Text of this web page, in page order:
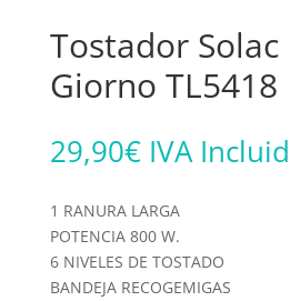
Tostador Solac
Giorno TL5418
29,90€ IVA
1 RANURA LARGA
POTENCIA 800 W.
6 NIVELES DE TOSTADO
BANDEJA RECOGEMIGAS